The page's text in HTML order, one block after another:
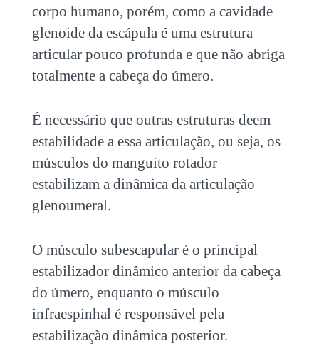
corpo humano, porém, como a cavidade
glenoide da escápula é uma estrutura
articular pouco profunda e que não abriga
totalmente a cabeça do úmero.
É necessário que outras estruturas deem
estabilidade a essa articulação, ou seja, os
músculos do manguito rotador
estabilizam a dinâmica da articulação
glenoumeral.
O músculo subescapular é o principal
estabilizador dinâmico anterior da cabeça
do úmero, enquanto o músculo
infraespinhal é responsável pela
estabilização dinâmica posterior.